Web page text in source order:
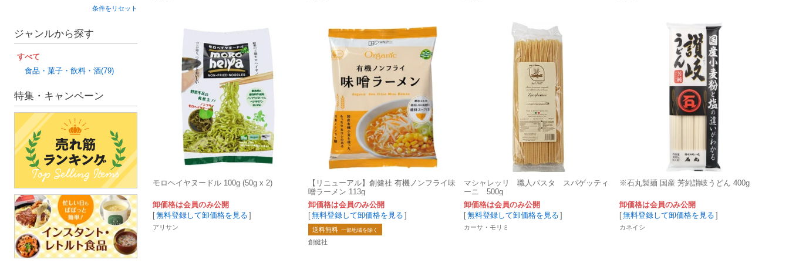
条件をリセット
ジャンルから探す
すべて
食品・菓子・飲料・酒(79)
特集・キャンペーン
モロヘイヤヌードル 100g (50g x 2)
卸価格は会員のみ公開
[無料登録して卸価格を見る ]
アリサン
【リニューアル】創健社 有機ノンフライ味
噌ラーメン 113g
卸価格は会員のみ公開
[無料登録して卸価格を見る ]
送料無料 一部地域を除く
創健社
マシャレッリ 職人パスタ スパゲッティ
ーニ 500g
卸価格は会員のみ公開
[無料登録して卸価格を見る ]
カーサ・モリミ
※石丸製麺 国産 芳純讃岐うどん 400g
卸価格は会員のみ公開
[無料登録して卸価格を見る ]
カネイシ